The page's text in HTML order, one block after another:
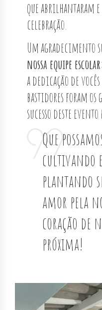
que abrilhantaram
celebração.
Um agradecimento
nossa equipe escolar
a dedicação de
bastidores foram os
sucesso deste
Que
cultivando
plantando
amor pela
coração de
próxima!